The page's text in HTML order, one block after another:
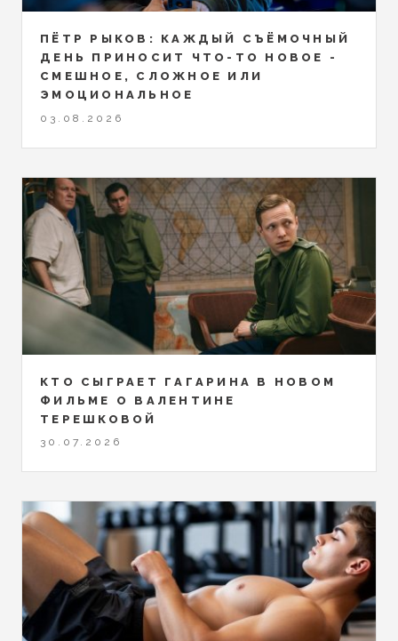
ПЁТР РЫКОВ: КАЖДЫЙ СЪЁМОЧНЫЙ
ДЕНЬ ПРИНОСИТ ЧТО-ТО НОВОЕ -
СМЕШНОЕ, СЛОЖНОЕ ИЛИ
ЭМОЦИОНАЛЬНОЕ
03.08.2026
КТО СЫГРАЕТ ГАГАРИНА В НОВОМ
ФИЛЬМЕ О ВАЛЕНТИНЕ
ТЕРЕШКОВОЙ
30.07.2026